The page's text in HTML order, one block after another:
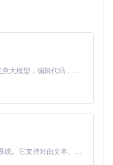
核心计算模块可通过C
顾开发效率与运行性
。
其是历史回测阶段需要
对比：
）：适合存储结构化
频K线数据查询
）
围查询
用列存格式，压缩率
Claude Code 的开源替代方案。连接任意大模型，编辑代码，运行命令，自动验证 — 全自动执行。用 Rust 构建，极致性能。 ｜ An open-source alternative to Claude Code. Connect any LLM, edit code, run commands, and verify changes — autonomously. Built in Rust for speed. Get Started
MiniMax H3 是一个通用的全模态生成系统。它支持对由文本、图像、视频和音频组成的多模态上下文进行统一理解，并能生成分辨率高达 2K、时长可达 15 秒的带原生立体声音频的视频。得益于面向任务泛化的系统设计，H3 在预训练阶段就已具备广泛的多模态上下文理解与生成能力，能够出色地执行复杂的多模态指令。